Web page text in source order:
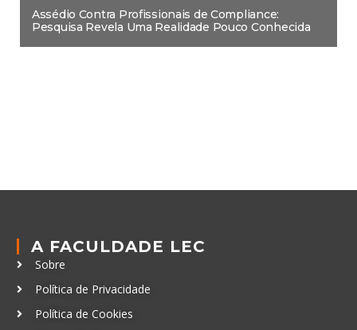
Assédio Contra Profissionais de Compliance:
Pesquisa Revela Uma Realidade Pouco Conhecida
A FACULDADE LEC
Sobre
Política de Privacidade
Política de Cookies